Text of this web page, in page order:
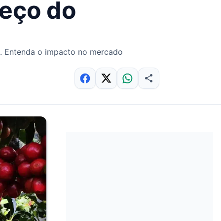
do
o impacto no mercado